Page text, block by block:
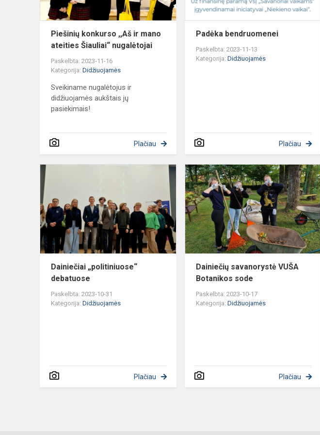
Šiauliai“
nugalėtoj...
Piešinių konkurso ,,Aš ir mano
ateities Šiauliai“ nugalėtojai
Paskelbta: 2023-11-16
Kategorija: Didžiuojamės
Sveikiname nugalėtojus ir
didžiuojamės aukštais jų
pasiekimais!
Plačiau
Padėka bendruomenei
Paskelbta: 2023-11-13
Kategorija:Didžiuojamės
Plačiau
Dainiečiai
„politiniuose“
debatuose
Dainiečiai „politiniuose“
debatuose
Paskelbta: 2023-10-31
Kategorija: Didžiuojamės
Plačiau
Dainiečių savanorystė VUŠA
Botanikos sode
Paskelbta: 2023-10-17
Kategorija:Didžiuojamės
Plačiau